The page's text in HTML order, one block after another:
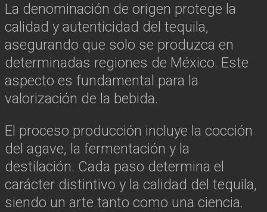
La denominación de origen protege la
calidad y autenticidad del tequila,
asegurando que solo se produzca en
determinadas regiones de México. Este
aspecto es fundamental para la
valorización de la bebida.
El proceso producción incluye la cocción
del agave, la fermentación y la
destilación. Cada paso determina el
carácter distintivo y la calidad del tequila,
siendo un arte tanto como una ciencia.